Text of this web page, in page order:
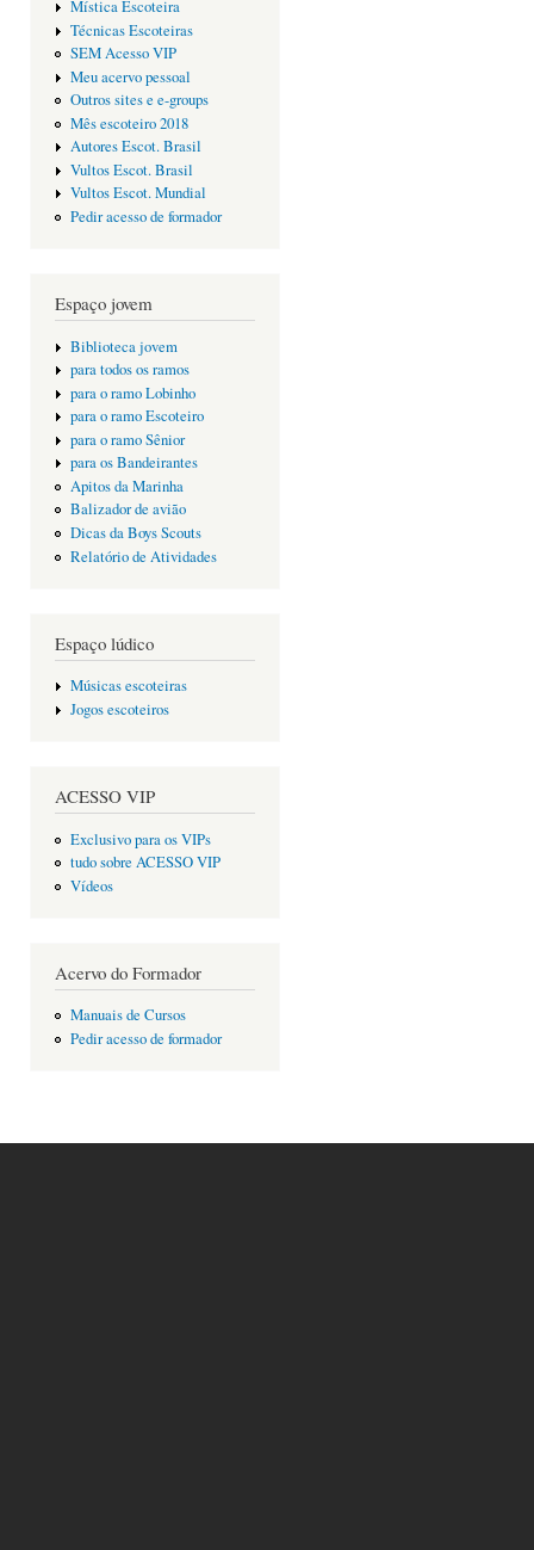
Mística Escoteira
Técnicas Escoteiras
SEM Acesso VIP
Meu acervo pessoal
Outros sites e e-groups
Mês escoteiro 2018
Autores Escot. Brasil
Vultos Escot. Brasil
Vultos Escot. Mundial
Pedir acesso de formador
Espaço jovem
Biblioteca jovem
para todos os ramos
para o ramo Lobinho
para o ramo Escoteiro
para o ramo Sênior
para os Bandeirantes
Apitos da Marinha
Balizador de avião
Dicas da Boys Scouts
Relatório de Atividades
Espaço lúdico
Músicas escoteiras
Jogos escoteiros
ACESSO VIP
Exclusivo para os VIPs
tudo sobre ACESSO VIP
Vídeos
Acervo do Formador
Manuais de Cursos
Pedir acesso de formador